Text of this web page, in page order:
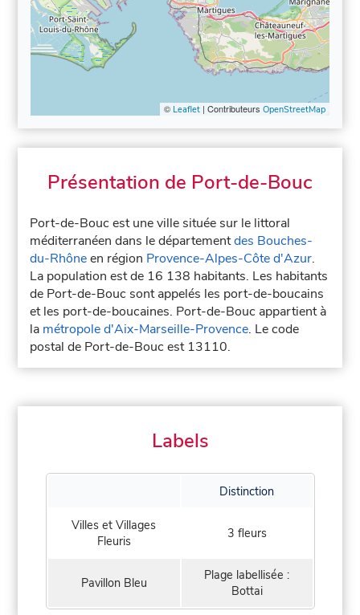
© Leaflet| Contributeurs OpenStreetMap
Présentation de Port-de-Bouc
Port-de-Bouc est une ville située sur le littoral
méditerranéen dans le départementdes Bouches-
du-Rhôneen région Provence-Alpes-Côte d'Azur.
La population est de 16 138 habitants. Les habitants
de Port-de-Bouc sont appelés les port-de-boucains
et les port-de-boucaines. Port-de-Bouc appartient à
la métropole d'Aix-Marseille-Provence. Le code
postal de Port-de-Bouc est 13110.
Labels
Distinction
Villes et Villages
Fleuris
3 fleurs
Pavillon Bleu
Plage labellisée :
Bottai